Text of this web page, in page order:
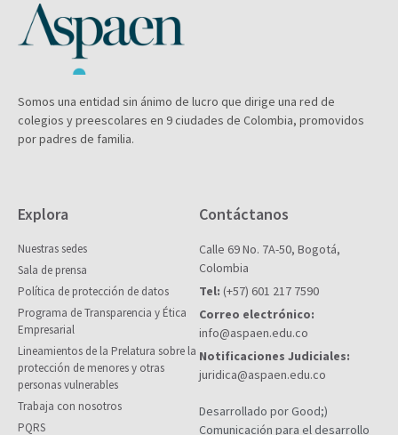
Somos una entidad sin ánimo de lucro que dirige una red de
colegios y preescolares en 9 ciudades de Colombia, promovidos
por padres de familia.
Explora
Nuestras sedes
Sala de prensa
Política de protección de datos
Programa de Transparencia y Ética
Empresarial
Lineamientos de la Prelatura sobre la
protección de menores y otras
personas vulnerables
Trabaja con nosotros
PQRS
Contáctanos
Calle 69 No. 7A-50, Bogotá,
Colombia
Tel: (+57) 601 217 7590
Correo electrónico:
info@aspaen.edu.co
Notificaciones Judiciales:
juridica@aspaen.edu.co
Desarrollado por Good;)
Comunicación para el desarrollo